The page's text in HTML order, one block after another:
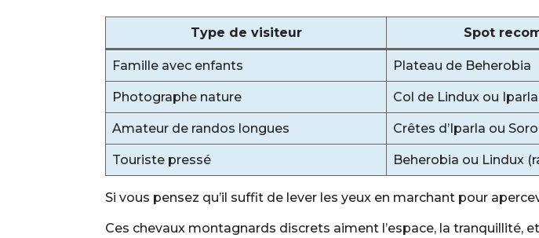
Type de visiteur Spot
Famille avec enfants Plateau de Beherobia
Photographe nature Col de Lindux ou Iparla
Amateur de randos longues Crêtes d’Iparla ou
Touriste pressé Beherobia ou Lindux
Si vous pensez qu’il suffit de lever les yeux en marchant pour
Ces chevaux montagnards discrets aiment l’espace, la tranquillité,